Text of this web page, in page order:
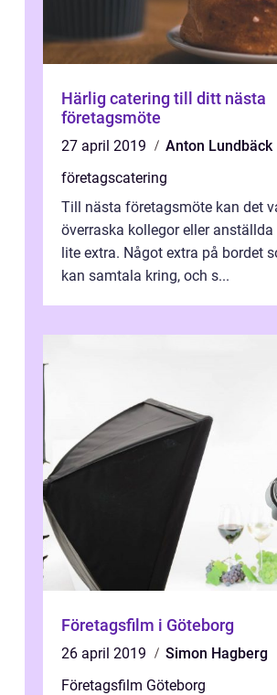
Härlig catering till ditt nästa
företagsmöte
27 april 2019
Anton Lundbäck
företagscatering
Till nästa företagsmöte kan det
överraska kollegor eller
lite extra. Något extra på bordet
kan samtala kring, och s...
Företagsfilm i Göteborg
26 april 2019
Simon Hagberg
Företagsfilm Göteborg